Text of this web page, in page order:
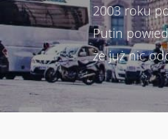
2003 roku
Putin
że już nic